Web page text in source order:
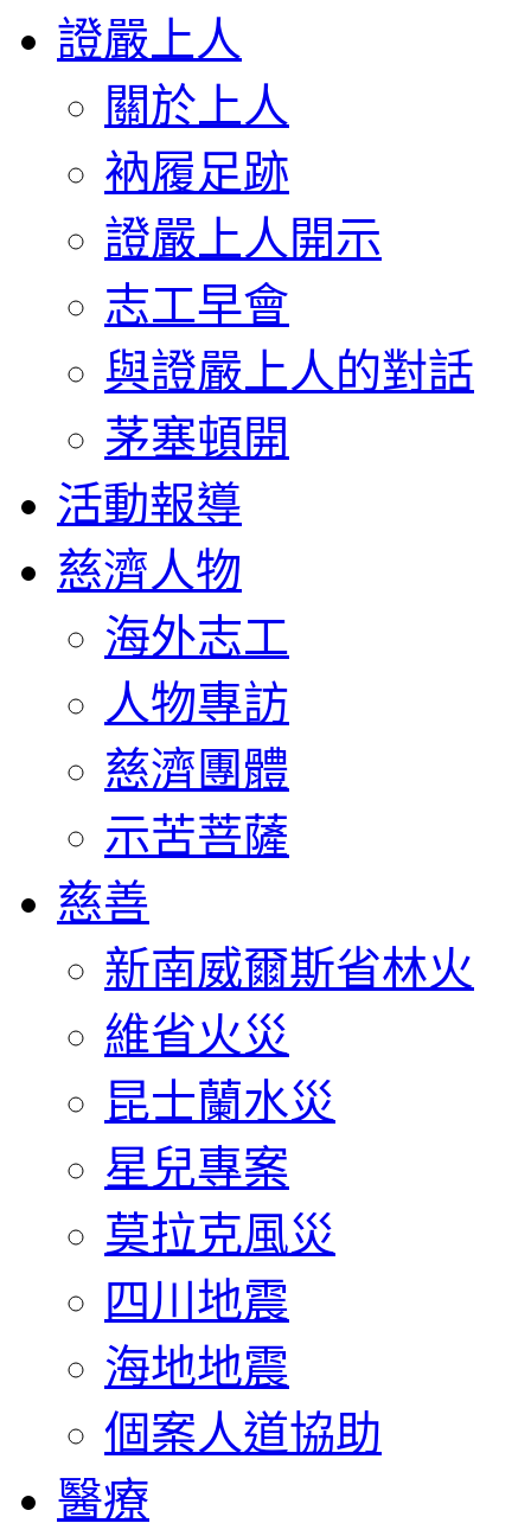
證嚴上人
關於上人
衲履足跡
證嚴上人開示
志工早會
與證嚴上人的對話
茅塞頓開
活動報導
慈濟人物
海外志工
人物專訪
慈濟團體
示苦菩薩
慈善
新南威爾斯省林火
維省火災
昆士蘭水災
星兒專案
莫拉克風災
四川地震
海地地震
個案人道協助
醫療